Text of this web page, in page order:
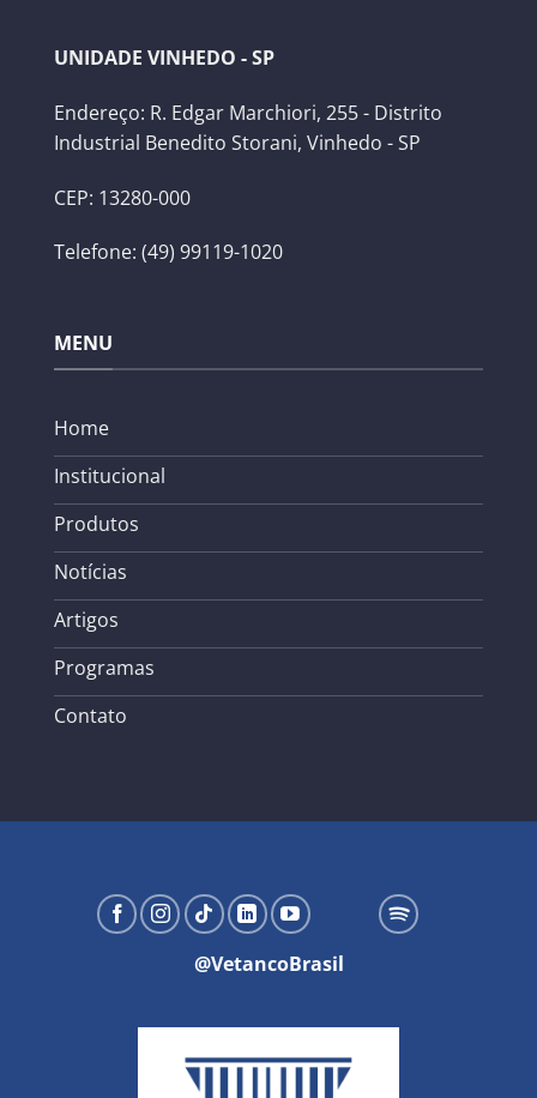
UNIDADE VINHEDO - SP
Endereço: R. Edgar Marchiori, 255 - Distrito
Industrial Benedito Storani, Vinhedo - SP
CEP: 13280-000
Telefone: (49) 99119-1020
MENU
Home
Institucional
Produtos
Notícias
Artigos
Programas
Contato
@VetancoBrasil